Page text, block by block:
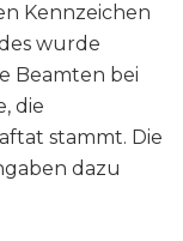
Kennzeichen
wurde
Beamten bei
die
stammt. Die
dazu